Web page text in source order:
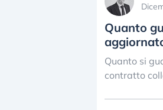
Quanto
Quanto si
contratto